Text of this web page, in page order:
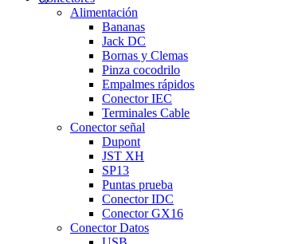
Alimentación
Bananas
Jack DC
Bornas y Clemas
Pinza cocodrilo
Empalmes rápidos
Conector IEC
Terminales Cable
Conector señal
Dupont
JST XH
SP13
Puntas prueba
Conector IDC
Conector GX16
Conector Datos